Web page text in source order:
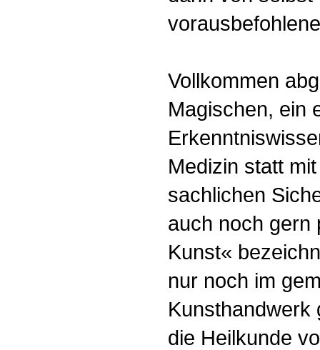
Vollkommen
Magischen, ein
Medizin statt
sachlichen
auch noch gern
Kunst«
nur noch im
Kunsthandwerk
die Heilkunde